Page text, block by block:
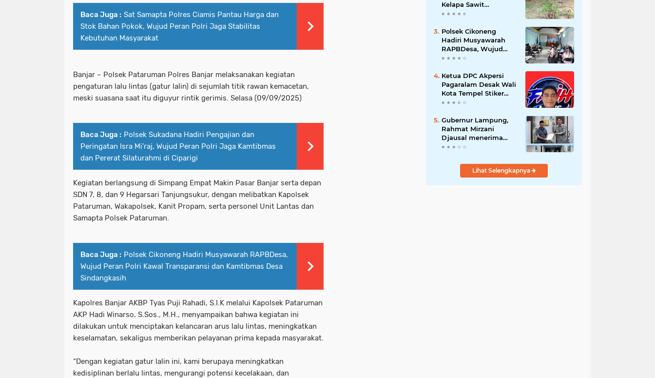
Baca Juga : Sat Samapta Polres Ciamis Pantau Harga dan
Stok Bahan Pokok, Wujud Peran Polri Jaga Stabilitas
Kebutuhan Masyarakat
Banjar – Polsek Pataruman Polres Banjar melaksanakan kegiatan
pengaturan lalu lintas (gatur lalin) di sejumlah titik rawan kemacetan,
meski suasana saat itu diguyur rintik gerimis. Selasa (09/09/2025)
Baca Juga : Polsek Sukadana Hadiri Pengajian dan
Peringatan Isra Mi’raj, Wujud Peran Polri Jaga Kamtibmas
dan Pererat Silaturahmi di Ciparigi
Kegiatan berlangsung di Simpang Empat Makin Pasar Banjar serta depan
SDN 7, 8, dan 9 Hegarsari Tanjungsukur, dengan melibatkan Kapolsek
Pataruman, Wakapolsek, Kanit Propam, serta personel Unit Lantas dan
Samapta Polsek Pataruman.
Baca Juga : Polsek Cikoneng Hadiri Musyawarah RAPBDesa,
Wujud Peran Polri Kawal Transparansi dan Kamtibmas Desa
Sindangkasih
Kapolres Banjar AKBP Tyas Puji Rahadi, S.I.K melalui Kapolsek Pataruman
AKP Hadi Winarso, S.Sos., M.H., menyampaikan bahwa kegiatan ini
dilakukan untuk menciptakan kelancaran arus lalu lintas, meningkatkan
keselamatan, sekaligus memberikan pelayanan prima kepada masyarakat.
“Dengan kegiatan gatur lalin ini, kami berupaya meningkatkan
kedisiplinan berlalu lintas, mengurangi potensi kecelakaan, dan
Kelapa Sawit
terendam banjir
Polsek Cikoneng
Hadiri Musyawarah
RAPBDesa, Wujud
Peran Polri Kawal
Kamtibmas Desa
Sindangkasih
Ketua DPC Akpersi
Pagaralam Desak Wali
Kota Tempel Stiker
‘Milik Pemerintah’ di
Penyalahgunaan Aset!
Gubernur Lampung,
Rahmat Mirzani
Djausal menerima
Senior Executive
Association for
Construction (JAC)
Lihat Selengkapnya